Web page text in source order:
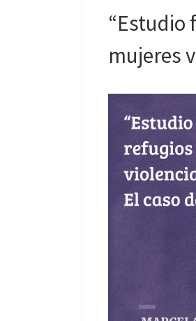
“Estudio
mujeres